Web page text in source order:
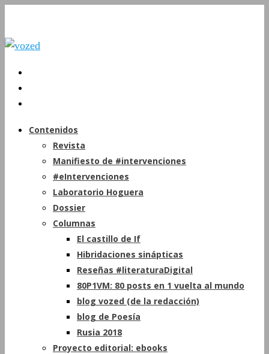
Contenidos
Revista
Manifiesto de #intervenciones
#eIntervenciones
Laboratorio Hoguera
Dossier
Columnas
El castillo de If
Hibridaciones sinápticas
Reseñas #literaturaDigital
80P1VM: 80 posts en 1 vuelta al mundo
blog vozed (de la redacción)
blog de Poesía
Rusia 2018
Proyecto editorial: ebooks